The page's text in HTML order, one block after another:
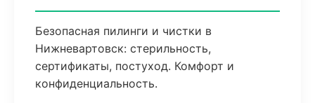
Безопасная пилинги и чистки в
Нижневартовск: стерильность,
сертификаты, постуход. Комфорт и
конфиденциальность.